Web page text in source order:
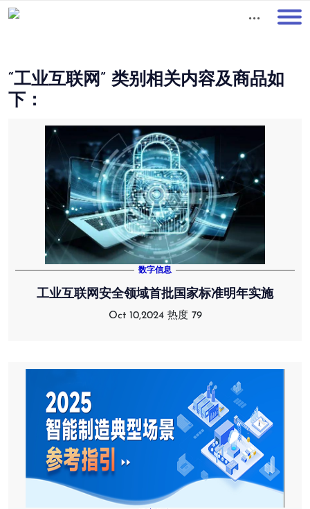
“工业互联网” 类别相关内容及商品如
下：
数字信息
工业互联网安全领域首批国家标准明年实施
Oct 10,2024 热度 79